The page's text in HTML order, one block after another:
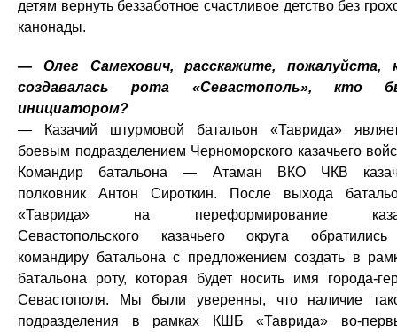
детям вернуть беззаботное счастливое детство без
канонады.
— Олег Самехович, расскажите, пожалуйста,
создавалась рота «Севастополь», кто
инициатором?
— Казачий штурмовой батальон «Таврида»
боевым подразделением Черноморского казачьего
Командир батальона — Атаман ВКО ЧКВ
полковник Антон Сироткин. После выхода
«Таврида» на переформирование
Севастопольского казачьего округа
командиру батальона с предложением создать в
батальона роту, которая будет носить имя города-
Севастополя. Мы были уверенны, что наличие
подразделения в рамках КШБ «Таврида» во-